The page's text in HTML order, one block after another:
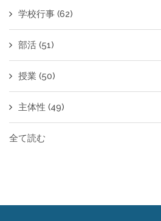
学校行事 (62)
部活 (51)
授業 (50)
主体性 (49)
全て読む